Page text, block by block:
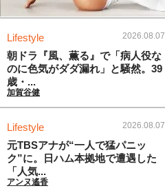
Lifestyle 2026.08.07
朝ドラ『風、薫る』で「病人役な
のに色気がダダ漏れ」と騒然。39
歳・...
加賀谷健
Lifestyle 2026.08.07
元TBSアナが“一人で猛パニッ
ク”に。日ハム本拠地で遭遇した
「人気...
アンヌ遙香